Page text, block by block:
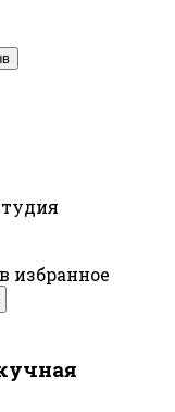
избранное